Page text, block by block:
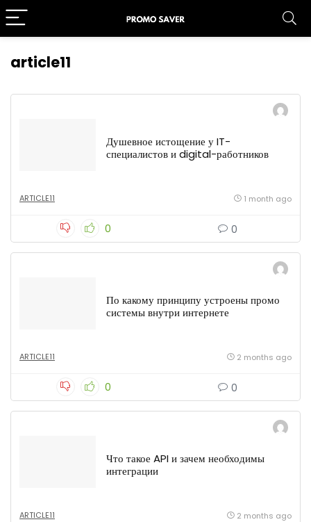
article11
Душевное истощение у IT-
специалистов и digital-работников
ARTICLE11 1 month ago
0 0
По какому принципу устроены промо
системы внутри интернете
ARTICLE11 2 months ago
0 0
Что такое API и зачем необходимы
интеграции
ARTICLE11 2 months ago